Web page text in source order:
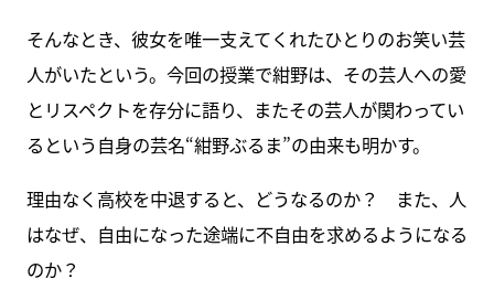
そんなとき、彼女を唯一支えてくれたひとりのお笑い芸
人がいたという。今回の授業で紺野は、その芸人への愛
とリスペクトを存分に語り、またその芸人が関わってい
るという自身の芸名“紺野ぶるま”の由来も明かす。
理由なく高校を中退すると、どうなるのか？ また、人
はなぜ、自由になった途端に不自由を求めるようになる
のか？